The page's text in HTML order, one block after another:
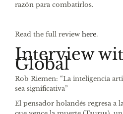
razón para combatirlos.
Read the full review here.
Interview
Global
Rob Riemen: “La inteligencia
sea significativa”
El pensador holandés regresa a